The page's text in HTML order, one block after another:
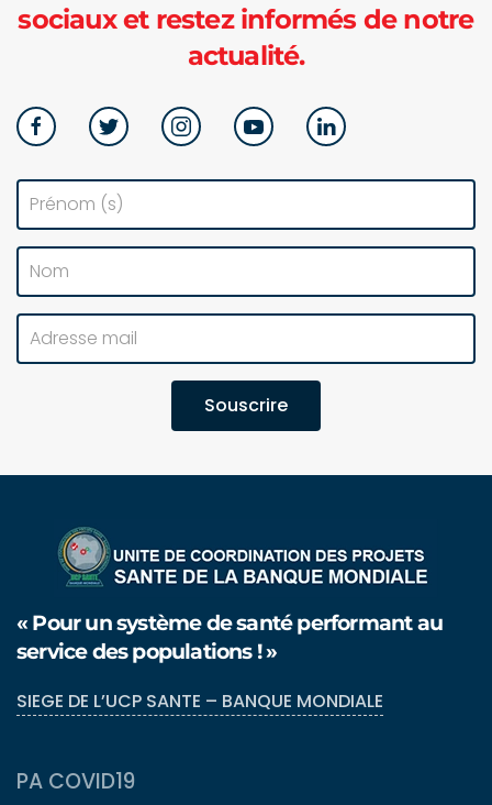
sociaux et restez informés de notre
actualité.
Souscrire
« Pour un système de santé performant au
service des populations ! »
SIEGE DE L’UCP SANTE – BANQUE MONDIALE
PA COVID19